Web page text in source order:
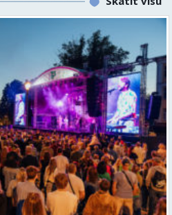
nenoteiktu laiku Slodze: Viena
Pieteikto vietu skaits: 1
laiku Aktuāla līdz: 2026-08-
vakancei lūdzu sūtīt uz e-pastu
personīgi Izglītības līmenis:
algu - Profesionālus un
izmaksas veids: Laika darba alga
iela 2, Kocēni, Kocēnu pag.,
slodze Darbības joma: Ražošana
2027-09-07 Darba sākšanas
Davids Pavlovs